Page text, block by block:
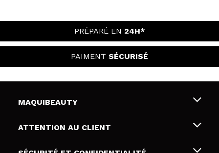
PRÉPARÉ EN 24H*
PAIMENT SÉCURISÉ
MAQUIBEAUTY
Qui sommes nous
ATTENTION AU CLIENT
Livraison & retour